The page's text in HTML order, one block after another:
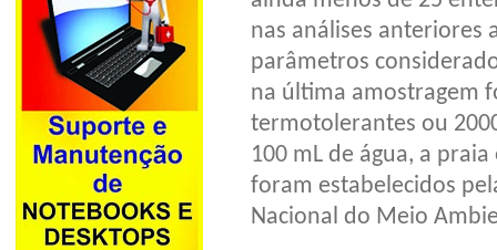
nas análises anteriores
parâmetros
na última amostragem
termotolerantes ou
100 mL de água, a
foram estabelecidos
Nacional do Meio